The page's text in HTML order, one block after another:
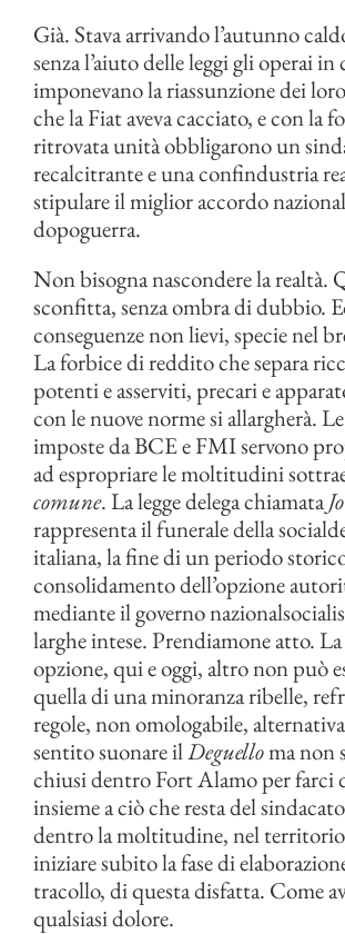
Già. Stava arrivando l’autunno
senza l’aiuto delle leggi gli operai in
imponevano la riassunzione dei
che la Fiat aveva cacciato, e con la
ritrovata unità obbligarono un
recalcitrante e una confindustria
stipulare il miglior accordo
dopoguerra.
Non bisogna nascondere la realtà.
sconfitta, senza ombra di dubbio.
conseguenze non lievi, specie nel
La forbice di reddito che separa
potenti e asserviti, precari e
con le nuove norme si allargherà.
imposte da BCE e FMI servono
ad espropriare le moltitudini
comune. La legge delega chiamata
rappresenta il funerale della
italiana, la fine di un periodo
consolidamento dell’opzione
mediante il governo
larghe intese. Prendiamone atto.
opzione, qui e oggi, altro non può
quella di una minoranza ribelle,
regole, non omologabile,
sentito suonare ilDeguelloma non
chiusi dentro Fort Alamo per farci
insieme a ciò che resta del
dentro la moltitudine, nel
iniziare subito la fase di
tracollo, di questa disfatta. Come
qualsiasi dolore.